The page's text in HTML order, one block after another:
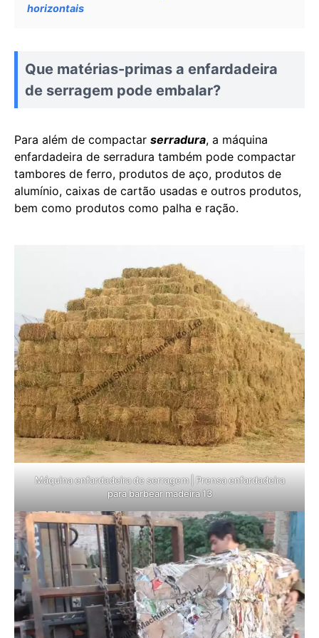
horizontais
Que matérias-primas a enfardadeira
de serragem pode embalar?
Para além de compactar serradura, a máquina
enfardadeira de serradura também pode compactar
tambores de ferro, produtos de aço, produtos de
alumínio, caixas de cartão usadas e outros produtos,
bem como produtos como palha e ração.
Máquina enfardadeira de serragem | Prensa enfardadeira
para barbear madeira 13